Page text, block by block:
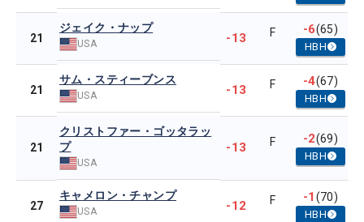
21
ジェイク・ナップ
USA -13 F -6(65)
HBH
21
サム・スティーブンス
USA -13 F -4(67)
HBH
21
クリストファー・ゴッタラッ
プ
USA
-13 F -2(69)
HBH
27
キャメロン・チャンプ
USA -12 F -1(70)
HBH